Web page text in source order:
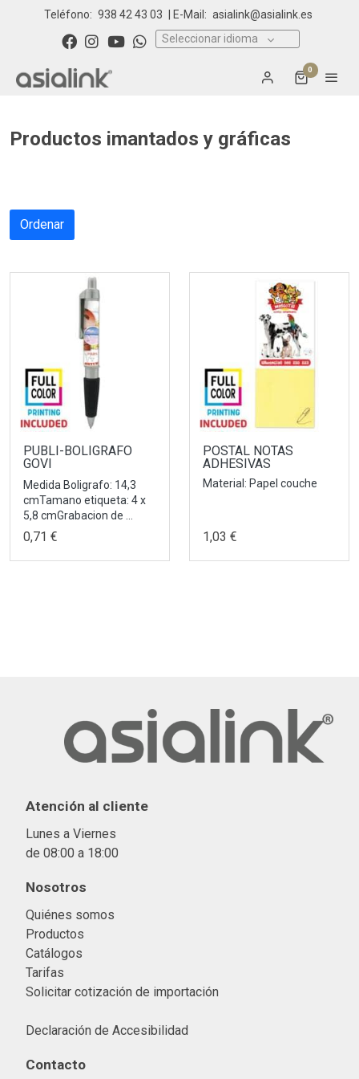
Teléfono: 938 42 43 03 | E-Mail: asialink@asialink.es
Seleccionar idioma
0
Productos imantados y gráficas
Ordenar
PUBLI-BOLIGRAFO
GOVI
Medida Boligrafo: 14,3
cmTamano etiqueta: 4 x
5,8 cmGrabacion de ...
0,71 €
POSTAL NOTAS
ADHESIVAS
Material: Papel couche
1,03 €
Atención al cliente
Lunes a Viernes
de 08:00 a 18:00
Nosotros
Quiénes somos
Productos
Catálogos
Tarifas
Solicitar cotización de importación
Declaración de Accesibilidad
Contacto